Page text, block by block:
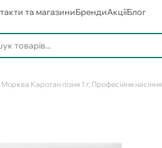
та магазиниБрендиАкціїБлог
Морква Каротан пізня 1 г, Професійне насіння